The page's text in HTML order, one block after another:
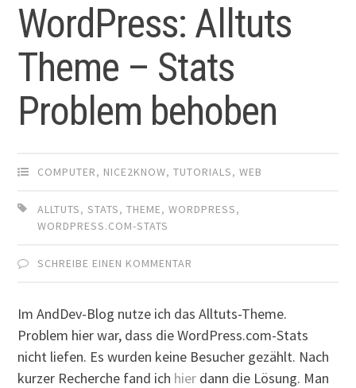
WordPress: Alltuts
Theme – Stats
Problem behoben
COMPUTER, NICE2KNOW,TUTORIALS,WEB
ALLTUTS,STATS,THEME,WORDPRESS,
WORDPRESS.COM-STATS
SCHREIBE EINEN KOMMENTAR
Im AndDev-Blog nutze ich das Alltuts-Theme.
Problem hier war, dass die WordPress.com-Stats
nicht liefen. Es wurden keine Besucher gezählt. Nach
kurzer Recherche fand ich hier dann die Lösung. Man